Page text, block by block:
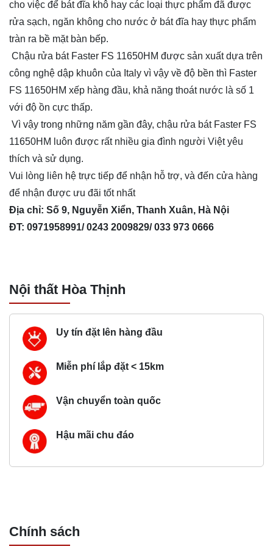
cho việc để bát đĩa khô hay các loại thực phẩm đã được
rửa sạch, ngăn không cho nước ở bát đĩa hay thực phẩm
tràn ra bề mặt bàn bếp.
Chậu rửa bát Faster FS 11650HM được sản xuất dựa trên
công nghệ dập khuôn của Italy vì vậy về độ bền thì Faster
FS 11650HM xếp hàng đầu, khả năng thoát nước là số 1
với độ ồn cực thấp.
Vì vậy trong những năm gần đây, chậu rửa bát Faster FS
11650HM luôn được rất nhiều gia đình người Việt yêu
thích và sử dụng.
Vui lòng liên hệ trực tiếp để nhận hỗ trợ, và đến cửa hàng
để nhận được ưu đãi tốt nhất
Địa chỉ: Số 9, Nguyễn Xiển, Thanh Xuân, Hà Nội
ĐT: 0971958991/ 0243 2009829/ 033 973 0666
Nội thất Hòa Thịnh
Uy tín đặt lên hàng đầu
Miễn phí lắp đặt < 15km
Vận chuyển toàn quốc
Hậu mãi chu đáo
Chính sách